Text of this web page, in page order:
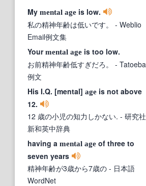
My mental age is low.
私の精神年齢は低いです。
- Weblio
Email例文集
Yourmental age is too low.
お前精神年齢低すぎだろ。
- Tatoeba
例文
His I.Q. [mental] age is not above
12.
12 歳の小児の知力しかない. - 研究社
新和英中辞典
having a mental age of three to
seven years
精神年齢が3歳から7歳の - 日本語
WordNet